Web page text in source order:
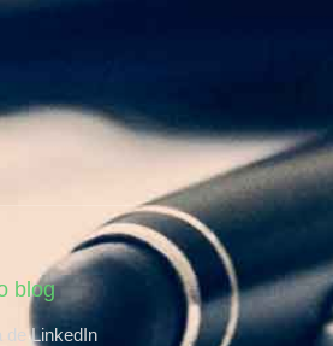
blog
de LinkedIn